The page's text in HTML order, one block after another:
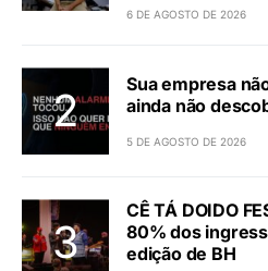
6 DE AGOSTO DE 2026
Sua empresa
ainda não
5 DE AGOSTO DE 2026
CÊ TÁ DOIDO
80% dos
edição de BH